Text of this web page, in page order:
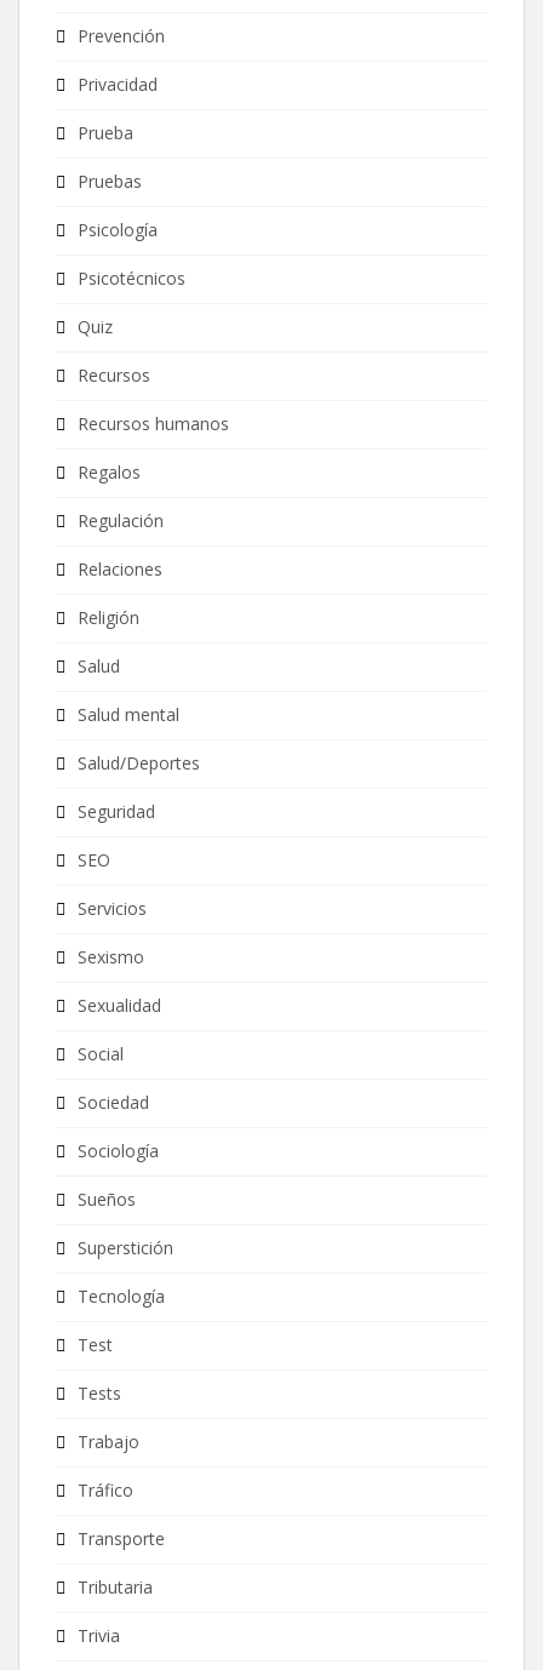
Prevención
Privacidad
Prueba
Pruebas
Psicología
Psicotécnicos
Quiz
Recursos
Recursos humanos
Regalos
Regulación
Relaciones
Religión
Salud
Salud mental
Salud/Deportes
Seguridad
SEO
Servicios
Sexismo
Sexualidad
Social
Sociedad
Sociología
Sueños
Superstición
Tecnología
Test
Tests
Trabajo
Tráfico
Transporte
Tributaria
Trivia